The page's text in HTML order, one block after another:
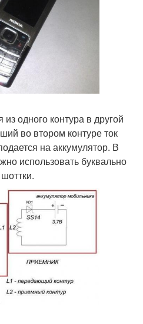
одного контура в другой
во втором контуре ток
на аккумулятор. В
использовать буквально